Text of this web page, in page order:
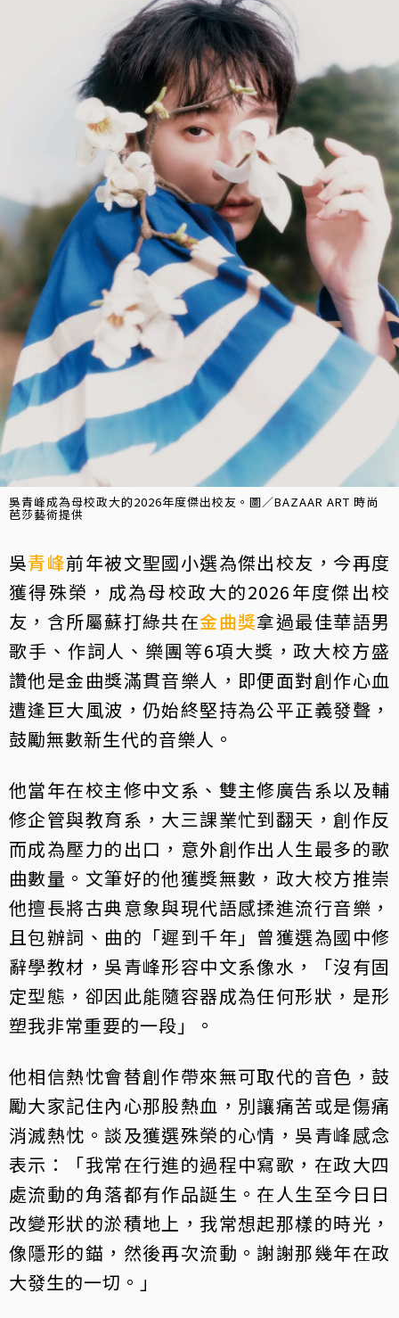
吳青峰成為母校政大的2026年度傑出校友。圖／BAZAAR ART 時尚
芭莎藝術提供
吳青峰前年被文聖國小選為傑出校友，今再度
獲得殊榮，成為母校政大的2026年度傑出校
友，含所屬蘇打綠共在金曲獎拿過最佳華語男
歌手、作詞人、樂團等6項大獎，政大校方盛
讚他是金曲獎滿貫音樂人，即便面對創作心血
遭逢巨大風波，仍始終堅持為公平正義發聲，
鼓勵無數新生代的音樂人。
他當年在校主修中文系、雙主修廣告系以及輔
修企管與教育系，大三課業忙到翻天，創作反
而成為壓力的出口，意外創作出人生最多的歌
曲數量。文筆好的他獲獎無數，政大校方推崇
他擅長將古典意象與現代語感揉進流行音樂，
且包辦詞、曲的「遲到千年」曾獲選為國中修
辭學教材，吳青峰形容中文系像水，「沒有固
定型態，卻因此能隨容器成為任何形狀，是形
塑我非常重要的一段」。
他相信熱忱會替創作帶來無可取代的音色，鼓
勵大家記住內心那股熱血，別讓痛苦或是傷痛
消滅熱忱。談及獲選殊榮的心情，吳青峰感念
表示：「我常在行進的過程中寫歌，在政大四
處流動的角落都有作品誕生。在人生至今日日
改變形狀的淤積地上，我常想起那樣的時光，
像隱形的錨，然後再次流動。謝謝那幾年在政
大發生的一切。」